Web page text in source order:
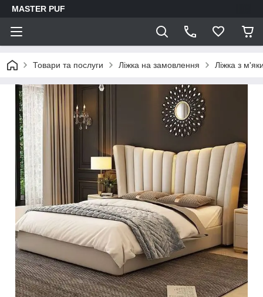
MASTER PUF
Товари та послуги Ліжка на замовлення Ліжка з